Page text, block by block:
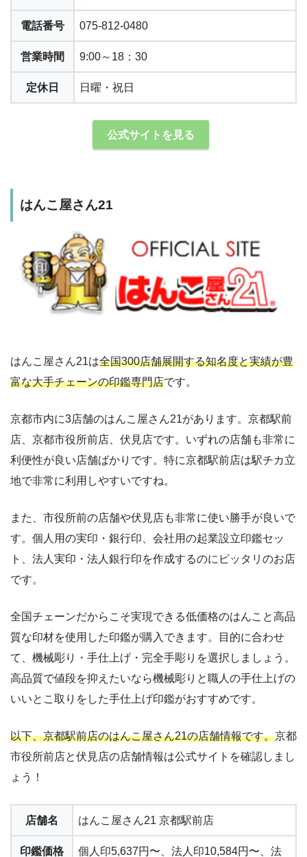
電話番号 075-812-0480
営業時間 9:00～18：30
定休日 日曜・祝日
公式サイトを見る
はんこ屋さん21
はんこ屋さん21は全国300店舗展開する知名度と実績が豊
富な大手チェーンの印鑑専門店です。
京都市内に3店舗のはんこ屋さん21があります。京都駅前
店、京都市役所前店、伏見店です。いずれの店舗も非常に
利便性が良い店舗ばかりです。特に京都駅前店は駅チカ立
地で非常に利用しやすいですね。
また、市役所前の店舗や伏見店も非常に使い勝手が良いで
す。個人用の実印・銀行印、会社用の起業設立印鑑セッ
ト、法人実印・法人銀行印を作成するのにピッタリのお店
です。
全国チェーンだからこそ実現できる低価格のはんこと高品
質な印材を使用した印鑑が購入できます。目的に合わせ
て、機械彫り・手仕上げ・完全手彫りを選択しましょう。
高品質で値段を抑えたいなら機械彫りと職人の手仕上げの
いいとこ取りをした手仕上げ印鑑がおすすめです。
以下、京都駅前店のはんこ屋さん21の店舗情報です。京都
市役所前店と伏見店の店舗情報は公式サイトを確認しまし
ょう！
店舗名 はんこ屋さん21 京都駅前店
印鑑価格 個人印5,637円〜、法人印10,584円〜、法